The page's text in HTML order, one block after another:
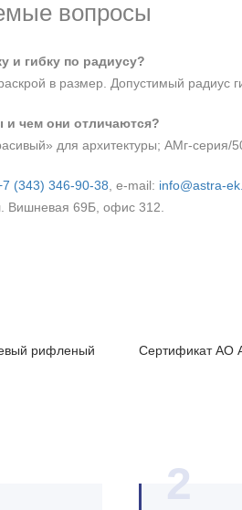
вопросы
и гибку по радиусу?
в размер. Допустимый радиус
и чем они отличаются?
для архитектуры;
(343) 346‑90‑38 , e‑mail: info@astra-
Вишневая 69Б, офис 312.
рифленый
Сертификат АО
2